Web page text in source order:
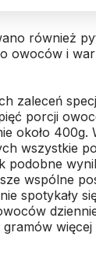
również
owoców i
zaleceń
porcji
około 400g.
wszystkie
podobne
wspólne
spotykały
gramów